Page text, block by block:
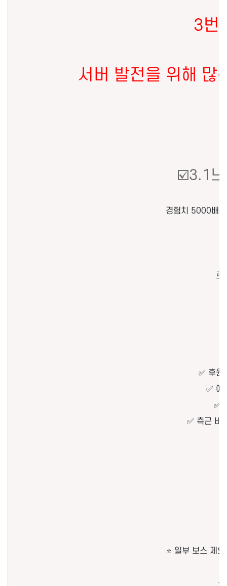
3번
서버 발전을 위해 많
☑️3.1느
경험치 5000배 ,
로
✅ 후원
✅ 예
✅
✅ 측근 비
⭐ 일부 보스 제